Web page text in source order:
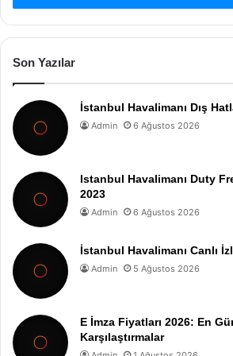
Son Yazılar
İstanbul Havalimanı Dış
Admin 6 Ağustos 2026
Istanbul Havalimanı Duty
2023
Admin 6 Ağustos 2026
İstanbul Havalimanı Canlı
Admin 5 Ağustos 2026
E İmza Fiyatları 2026: En
Karşılaştırmalar